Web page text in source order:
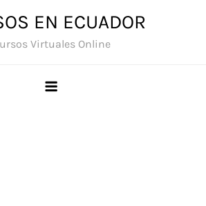
EN ECUADOR
Virtuales Online